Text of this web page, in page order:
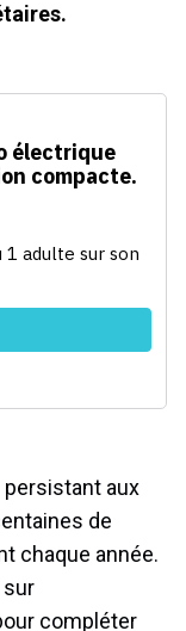
persistant aux
de
chaque année.
sur
compléter